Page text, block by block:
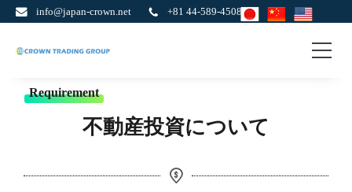
info@japan-crown.net +81 44-589-4508
ン
ィ
Requirement
不動産投資について